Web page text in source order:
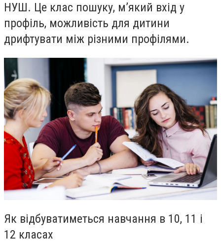
НУШ. Це клас пошуку, м’який вхід у
профіль, можливість для дитини
дрифтувати між різними профілями.
Як відбуватиметься навчання в 10, 11 і
12 класах